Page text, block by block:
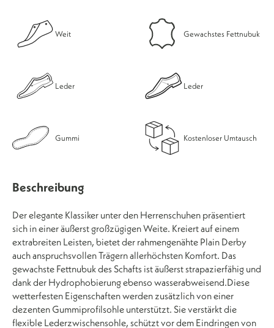
Weit Gewachstes Fettnubuk
Leder Leder
Gummi Kostenloser Umtausch
Beschreibung
Der elegante Klassiker unter den Herrenschuhen präsentiert
sich in einer äußerst großzügigen Weite. Kreiert auf einem
extrabreiten Leisten, bietet der rahmengenähte Plain Derby
auch anspruchsvollen Trägern allerhöchsten Komfort. Das
gewachste Fettnubuk des Schafts ist äußerst strapazierfähig und
dank der Hydrophobierung ebenso wasserabweisend.Diese
wetterfesten Eigenschaften werden zusätzlich von einer
dezenten Gummiprofilsohle unterstützt. Sie verstärkt die
flexible Lederzwischensohle, schützt vor dem Eindringen von